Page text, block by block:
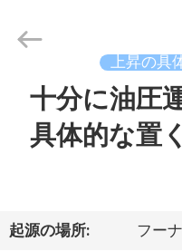
ダ
Copyright
Changsha
Intelligent
Equipments
Incorporated
Company.
上昇の具
十分に油圧
具体的な置
起源の場所: フー